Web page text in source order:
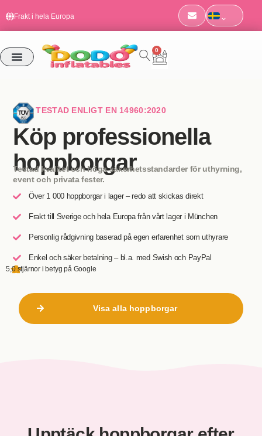
till
Frakt i hela Europa
0
Varukorg
TESTAD ENLIGT EN 14960:2020
Köp professionella
hoppborgar
Testad kvalitet och höga säkerhetsstandarder för uthyrning,
event och privata fester.
Över 1 000 hoppborgar i lager – redo att skickas direkt
Frakt till Sverige och hela Europa från vårt lager i München
Personlig rådgivning baserad på egen erfarenhet som uthyrare
Enkel och säker betalning – bl.a. med Swish och PayPal
5,0 stjärnor i betyg på Google
Visa alla hoppborgar